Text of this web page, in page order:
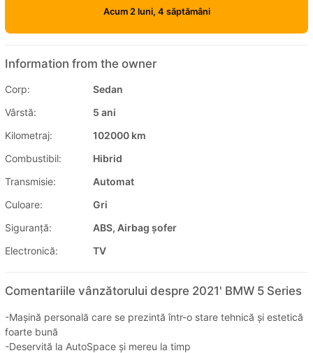
Acum 2 luni, 4 săptămâni
Information from the owner
Corp:
Sedan
Vârstă:
5 ani
Kilometraj:
102000 km
Combustibil:
Hibrid
Transmisie:
Automat
Culoare:
Gri
Siguranţă:
ABS, Airbag șofer
Electronică:
TV
Comentariile vânzătorului despre 2021' BMW 5 Series
-Mașină personală care se prezintă într-o stare tehnică și estetică
foarte bună
-Deservită la AutoSpace și mereu la timp